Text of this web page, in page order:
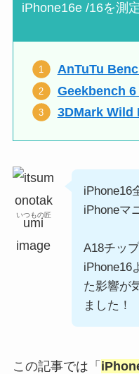
iPhone16e /16を測
AnTuTu
Geekbench
3DMark Wild
いつもの匠
iPhone16
iPhoneマ
A18チッ
iPhone16
た影響が
ました！
この記事では「